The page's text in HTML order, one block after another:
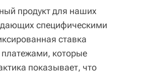
продукт для наших
специфическими
ставка
которые
показывает, что